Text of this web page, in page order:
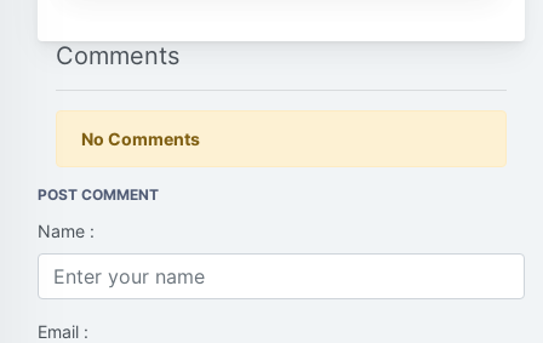
Comments
No Comments
POST COMMENT
Name :
Email :